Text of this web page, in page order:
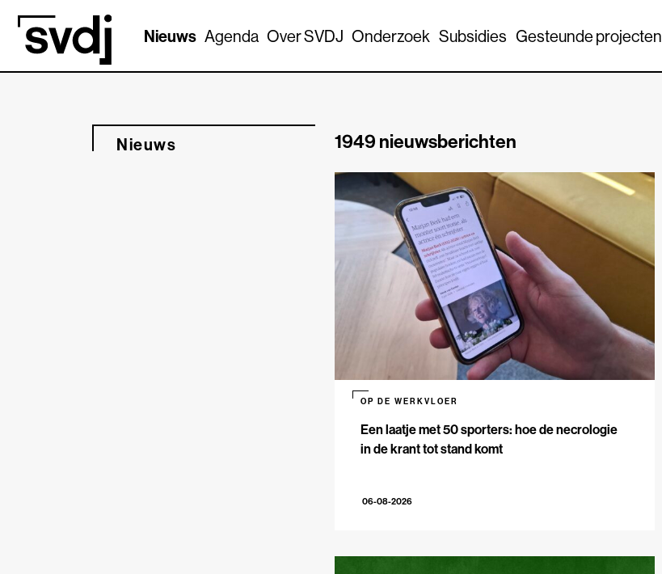
Naar hoofdinhoud
Nieuws Agenda Over SVDJ Onderzoek Subsidies Gesteunde projecten
Nieuws 1949 nieuwsberichten
Een laatje met 50 sporters: hoe de necrologie
in de krant tot stand komt
OP DE WERKVLOER
06-08-2026